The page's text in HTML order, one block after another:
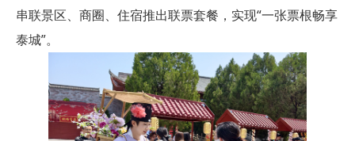
串联景区、商圈、住宿推出联票套餐，实现“一张票根畅享
泰城”。